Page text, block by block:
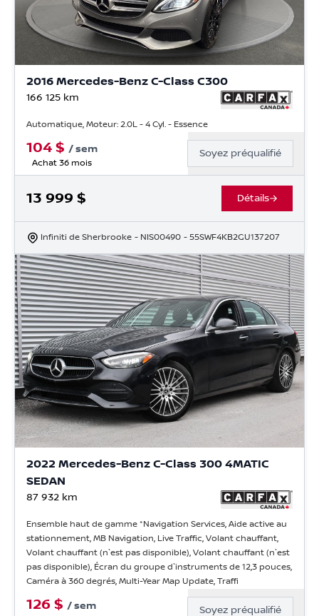
2016 Mercedes-Benz C-Class C300
166 125 km
Automatique, Moteur: 2.0L - 4 Cyl. - Essence
104 $ /sem
Achat 36 mois
Soyez préqualifié
13 999 $ Détails
Infiniti de Sherbrooke - NIS00490 - 55SWF4KB2GU137207
2022 Mercedes-Benz C-Class 300 4MATIC
SEDAN
87 932 km
Ensemble haut de gamme *Navigation Services, Aide active au
stationnement, MB Navigation, Live Traffic, Volant chauffant,
Volant chauffant (n`est pas disponible), Volant chauffant (n`est
pas disponible), Écran du groupe d`instruments de 12,3 pouces,
Caméra à 360 degrés, Multi-Year Map Update, Traffi
126 $ /sem Soyez préqualifié